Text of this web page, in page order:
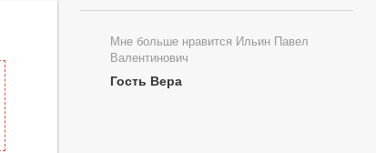
Мне больше нравится Ильин Павел
Валентинович
Гость Вера